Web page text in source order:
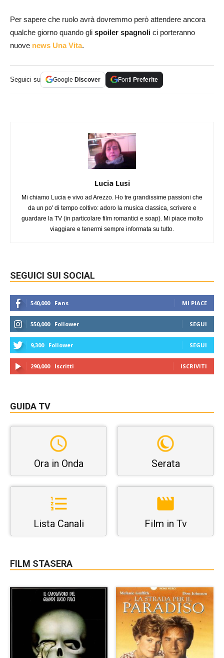
Per sapere che ruolo avrà dovremmo però attendere ancora
qualche giorno quando gli spoiler spagnoli ci porteranno
nuove news Una Vita.
Seguici su Google Discover Fonti Preferite
Lucia Lusi
Mi chiamo Lucia e vivo ad Arezzo. Ho tre grandissime passioni che
da un po' di tempo coltivo: adoro la musica classica, scrivere e
guardare la TV (in particolare film romantici e soap). Mi piace molto
viaggiare e tenermi sempre informata su tutto.
SEGUICI SUI SOCIAL
540,000 Fans MI PIACE
550,000 Follower SEGUI
9,300 Follower SEGUI
290,000 Iscritti ISCRIVITI
GUIDA TV
Ora in Onda Serata
Lista Canali Film in Tv
FILM STASERA